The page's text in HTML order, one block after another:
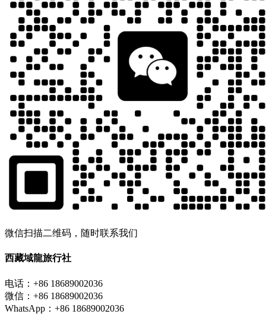
微信扫描二维码，随时联系我们
西藏域龍旅行社
电话：+86 18689002036
微信：+86 18689002036
WhatsApp：+86 18689002036